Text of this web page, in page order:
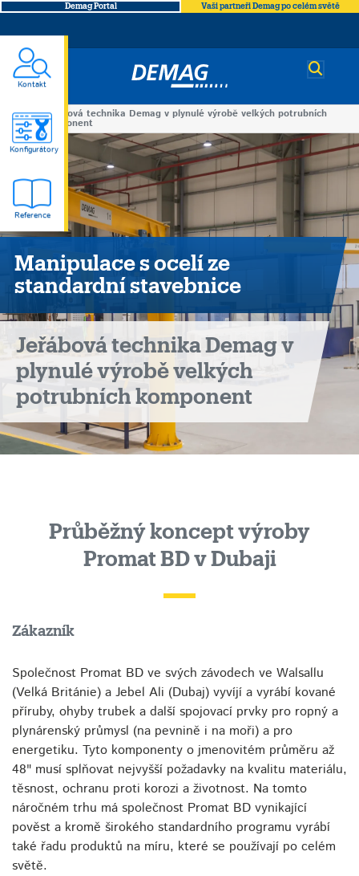
Demag Portal Vaši partneři Demag po celém světě
Demag
You
are
here
Jeřábová technika Demag v plynulé výrobě velkých potrubních
komponent
Kontakt
Konfigurátory
Reference
Jeřábová
technika
Demag
v
plynulé
výrobě
velkých
potrubních
komponent
Manipulace s ocelí ze
standardní stavebnice
Jeřábová technika Demag v
plynulé výrobě velkých
potrubních komponent
Průběžný koncept výroby
Promat BD v Dubaji
Zákazník
Společnost Promat BD ve svých závodech ve Walsallu
(Velká Británie) a Jebel Ali (Dubaj) vyvíjí a vyrábí kované
příruby, ohyby trubek a další spojovací prvky pro ropný a
plynárenský průmysl (na pevnině i na moři) a pro
energetiku. Tyto komponenty o jmenovitém průměru až
48" musí splňovat nejvyšší požadavky na kvalitu materiálu,
těsnost, ochranu proti korozi a životnost. Na tomto
náročném trhu má společnost Promat BD vynikající
pověst a kromě širokého standardního programu vyrábí
také řadu produktů na míru, které se používají po celém
světě.